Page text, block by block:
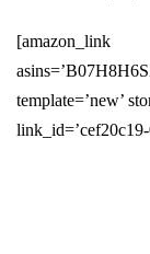
[amazon_link
template=’new’